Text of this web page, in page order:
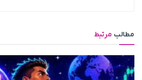
مطالب مرتبط